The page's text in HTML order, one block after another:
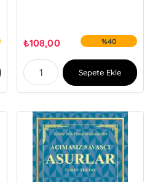
₺108,00 %40
Sepete Ekle